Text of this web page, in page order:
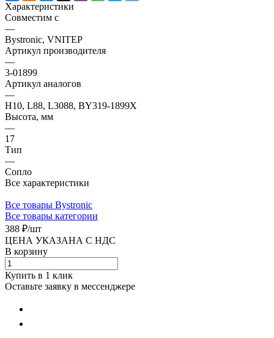
Характеристики
Совместим с
—
Bystronic, VNITEP
Артикул производителя
—
3-01899
Артикул аналогов
—
H10, L88, L3088, BY319-1899X
Высота, мм
—
17
Тип
—
Сопло
Все характеристики
Все товары Bystronic
Все товары категории
388 ₽/шт
ЦЕНА УКАЗАНА С НДС
В корзину
Купить в 1 клик
Оставьте заявку в мессенджере